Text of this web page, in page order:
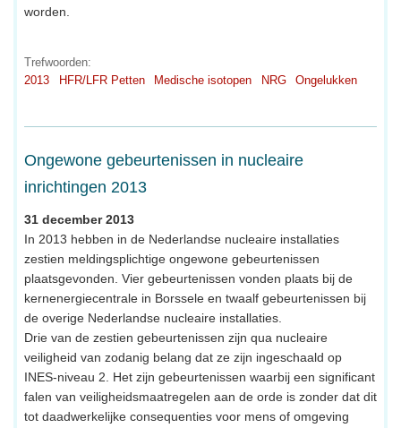
worden.
Trefwoorden:
2013
HFR/LFR Petten Medische isotopen NRG Ongelukken
Ongewone gebeurtenissen in nucleaire
inrichtingen 2013
31 december 2013
In 2013 hebben in de Nederlandse nucleaire installaties
zestien meldingsplichtige ongewone gebeurtenissen
plaatsgevonden. Vier gebeurtenissen vonden plaats bij de
kernenergiecentrale in Borssele en twaalf gebeurtenissen bij
de overige Nederlandse nucleaire installaties.
Drie van de zestien gebeurtenissen zijn qua nucleaire
veiligheid van zodanig belang dat ze zijn ingeschaald op
INES-niveau 2. Het zijn gebeurtenissen waarbij een significant
falen van veiligheidsmaatregelen aan de orde is zonder dat dit
tot daadwerkelijke consequenties voor mens of omgeving